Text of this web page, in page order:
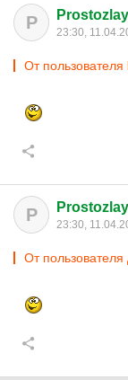
P 23:30,
От пользователя
P 23:30,
От пользователя